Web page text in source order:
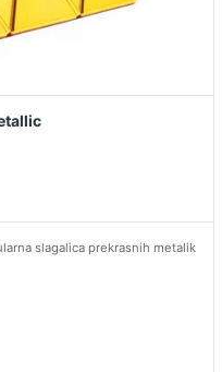
slagalica prekrasnih metalik